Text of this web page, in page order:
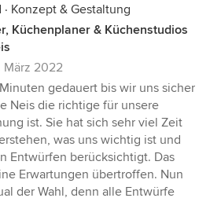
· Konzept & Gestaltung
Küchenplaner & Küchenstudios
März 2022
gedauert bis wir uns sicher
Neis die richtige für unsere
ist. Sie hat sich sehr viel Zeit
was uns wichtig ist und
Entwürfen berücksichtigt. Das
Erwartungen übertroffen. Nun
der Wahl, denn alle Entwürfe